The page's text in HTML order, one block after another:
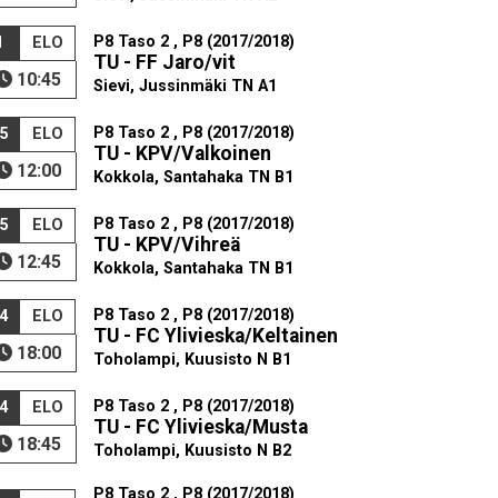
ELO
10:45
P8 Taso 2 , P8 (2017/2018)
TU - FF Jaro/vit
Sievi, Jussinmäki TN A1
ELO
12:00
P8 Taso 2 , P8 (2017/2018)
TU - KPV/Valkoinen
Kokkola, Santahaka TN B1
ELO
12:45
P8 Taso 2 , P8 (2017/2018)
TU - KPV/Vihreä
Kokkola, Santahaka TN B1
ELO
18:00
P8 Taso 2 , P8 (2017/2018)
TU - FC Ylivieska/Keltainen
Toholampi, Kuusisto N B1
ELO
18:45
P8 Taso 2 , P8 (2017/2018)
TU - FC Ylivieska/Musta
Toholampi, Kuusisto N B2
P8 Taso 2 , P8 (2017/2018)